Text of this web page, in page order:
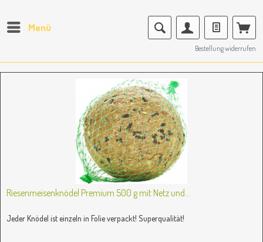
Menü
Bestellung widerrufen
Riesenmeisenknödel Premium 500 g mit Netz und...
Jeder Knödel ist einzeln in Folie verpackt! Superqualität!